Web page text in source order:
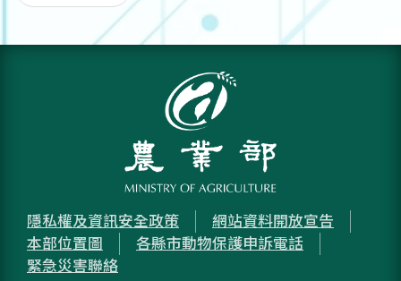
隱私權及資訊安全政策
網站資料開放宣告
本部位置圖
各縣市動物保護申訴電話
緊急災害聯絡